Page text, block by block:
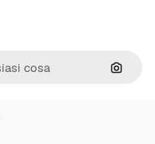
Cerca